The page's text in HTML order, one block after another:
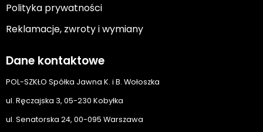
Polityka prywatności
Reklamacje, zwroty i wymiany
Dane kontaktowe
POL-SZKŁO Spółka Jawna K. i B. Wołoszka
ul. Ręczajska 3, 05-230 Kobyłka
ul. Senatorska 24, 00-095 Warszawa